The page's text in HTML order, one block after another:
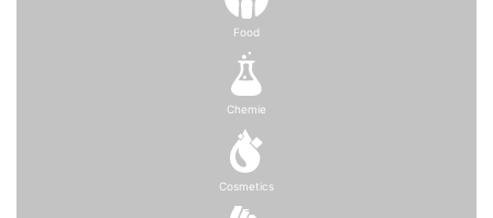
Food
Chemie
Cosmetics